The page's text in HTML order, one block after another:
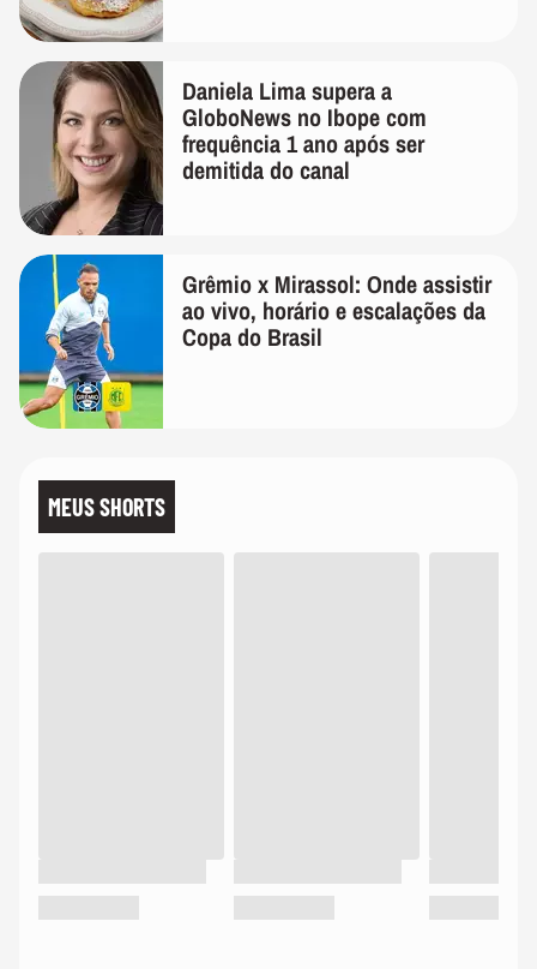
Daniela Lima supera a
GloboNews no Ibope com
frequência 1 ano após ser
demitida do canal
Grêmio x Mirassol: Onde assistir
ao vivo, horário e escalações da
Copa do Brasil
MEUS SHORTS